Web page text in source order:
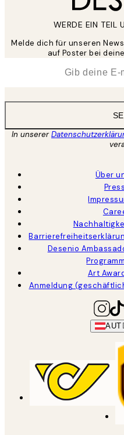
WERDE EIN TEIL
Melde dich für unseren
auf Poster bei
In unserer
Über
Desenio
Art
Anmeldung
AUT